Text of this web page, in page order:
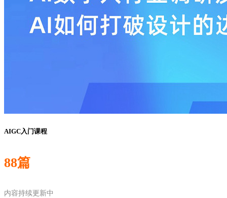
AIGC入门课程
88篇
内容持续更新中